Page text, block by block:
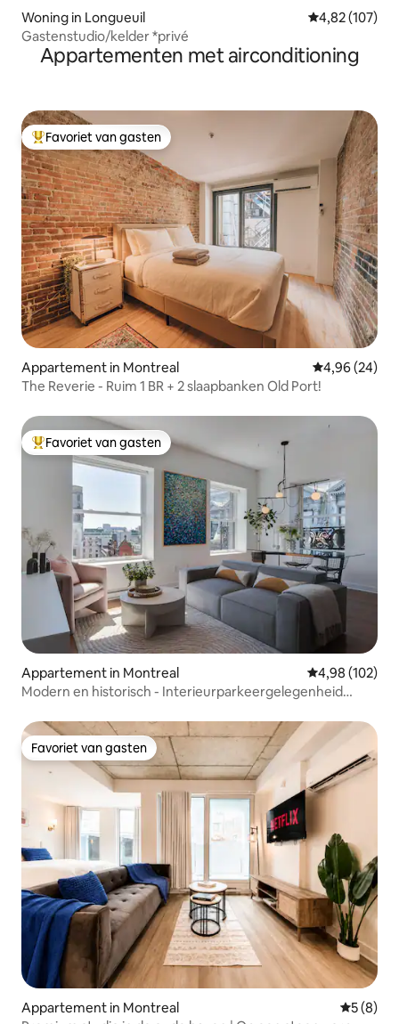
Woning in Longueuil Gemiddelde
4,82 (107)
Gastenstudio/kelder *privé
Appartementen met airconditioning
Topfavoriet van gasten
Favoriet van gasten
Appartement in Montreal Gemiddelde
4,96 (24)
The Reverie - Ruim 1 BR + 2 slaapbanken Old Port!
Topfavoriet van gasten
Favoriet van gasten
Appartement in Montreal Gemiddelde
4,98 (102)
Modern en historisch - Interieurparkeergelegenheid
Favoriet van gasten
Favoriet van gasten
Appartement in Montreal
5 (8)